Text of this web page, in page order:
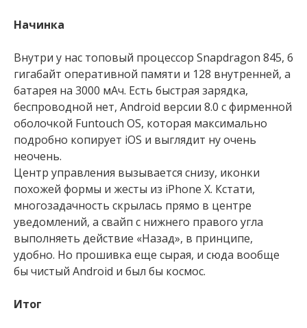
Начинка
Внутри у нас топовый процессор Snapdragon 845, 6
гигабайт оперативной памяти и 128 внутренней, а
батарея на 3000 мАч. Есть быстрая зарядка,
беспроводной нет, Android версии 8.0 с фирменной
оболочкой Funtouch OS, которая максимально
подробно копирует iOS и выглядит ну очень
неочень.
Центр управления вызывается снизу, иконки
похожей формы и жесты из iPhone X. Кстати,
многозадачность скрылась прямо в центре
уведомлений, а свайп с нижнего правого угла
выполняеть действие «Назад», в принципе,
удобно. Но прошивка еще сырая, и сюда вообще
бы чистый Аndroid и был бы космос.
Итог